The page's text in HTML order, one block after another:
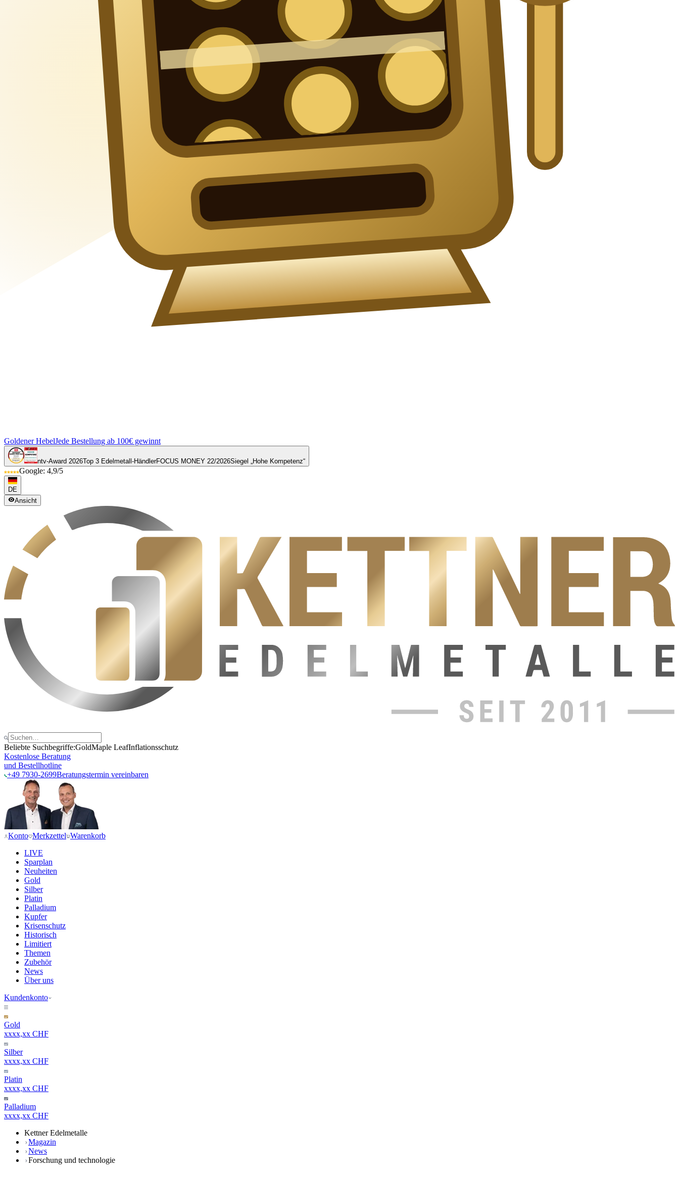
Goldener HebelJede Bestellung ab 100€ gewinnt
ntv-Award 2026Top 3 Edelmetall-HändlerFOCUS MONEY 22/2026Siegel „Hohe Kompetenz“
Google: 4,9/5
DE
Ansicht
Beliebte Suchbegriffe:GoldMaple LeafInflationsschutz
Kostenlose Beratung
und Bestellhotline
+49 7930-2699Beratungstermin vereinbaren
Konto Merkzettel Warenkorb
LIVE
Sparplan
Neuheiten
Gold
Silber
Platin
Palladium
Kupfer
Krisenschutz
Historisch
Limitiert
Themen
Zubehör
News
Über uns
Kundenkonto
Gold
xxxx,xx CHF
Silber
xxxx,xx CHF
Platin
xxxx,xx CHF
Palladium
xxxx,xx CHF
Kettner Edelmetalle
Magazin
News
Forschung und technologie